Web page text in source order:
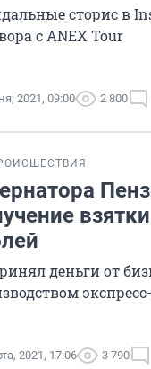
сторис в
с ANEX Tour
2021, 09:00 2 800
деньги от
2021, 17:06 3 790